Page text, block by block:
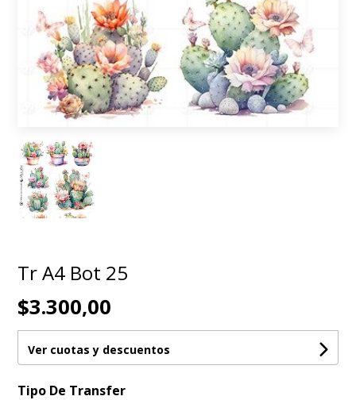
Tr A4 Bot 25
$3.300,00
Ver cuotas y descuentos
Tipo De Transfer